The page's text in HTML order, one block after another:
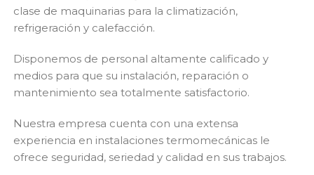
clase de maquinarias para la climatización,
refrigeración y calefacción.
Disponemos de personal altamente calificado y
medios para que su instalación, reparación o
mantenimiento sea totalmente satisfactorio.
Nuestra empresa cuenta con una extensa
experiencia en instalaciones termomecánicas le
ofrece seguridad, seriedad y calidad en sus trabajos.